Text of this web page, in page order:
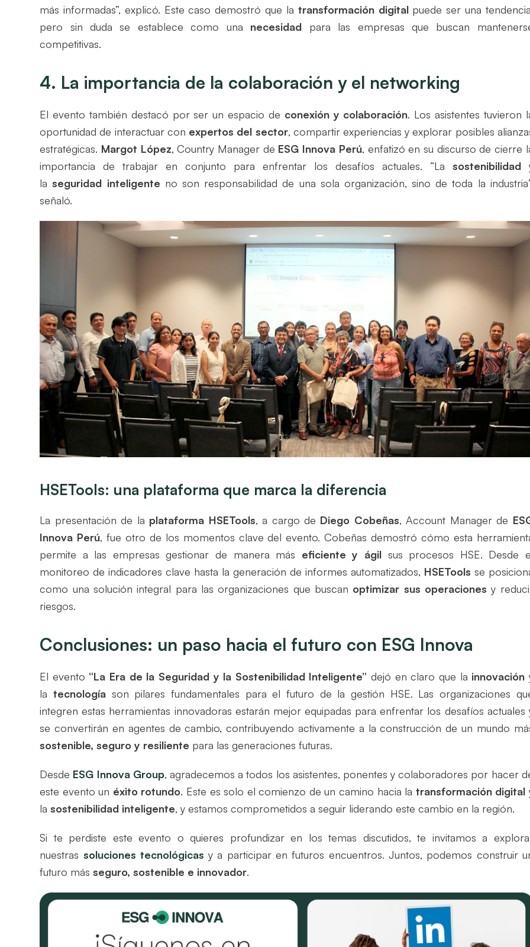
más informadas”, explicó. Este caso demostró que la transformación digitalpuede ser una
pero sin duda se establece como una necesidad para las empresas que buscan
competitivas.
4. La importancia de la colaboración y el networking
El evento también destacó por ser un espacio de conexión y colaboración. Los asistentes tuvieron
oportunidad de interactuar con expertos del sector, compartir experiencias y explorar posibles
estratégicas. Margot López, Country Manager de ESG Innova Perú, enfatizó en su discurso de cierre
importancia de trabajar en conjunto para enfrentar los desafíos actuales. “La sostenibilidad
laseguridad inteligente no son responsabilidad de una sola organización, sino de toda la
señaló.
HSETools: una plataforma que marca la diferencia
La presentación de la plataforma HSETools, a cargo de Diego Cobeñas, Account Manager de
Innova Perú, fue otro de los momentos clave del evento. Cobeñas demostró cómo esta
permite a las empresas gestionar de manera más eficiente y ágilsus procesos HSE. Desde
monitoreo de indicadores clave hasta la generación de informes automatizados, HSETools se
como una solución integral para las organizaciones que buscan optimizar sus operaciones y
riesgos.
Conclusiones: un paso hacia el futuro con ESG Innova
El evento “La Era de la Seguridad y la Sostenibilidad Inteligente” dejó en claro que la innovación
la tecnologíason pilares fundamentales para el futuro de la gestión HSE. Las organizaciones
integren estas herramientas innovadoras estarán mejor equipadas para enfrentar los desafíos actuales
se convertirán en agentes de cambio, contribuyendo activamente a la construcción de un mundo
sostenible, seguro y resiliente para las generaciones futuras.
Desde ESG Innova Group, agradecemos a todos los asistentes, ponentes y colaboradores por hacer
este evento un éxito rotundo. Este es solo el comienzo de un camino hacia la transformación digital
lasostenibilidad inteligente, y estamos comprometidos a seguir liderando este cambio en la región.
Si te perdiste este evento o quieres profundizar en los temas discutidos, te invitamos a
nuestras soluciones tecnológicas y a participar en futuros encuentros. Juntos, podemos construir
futuro másseguro, sostenible e innovador.